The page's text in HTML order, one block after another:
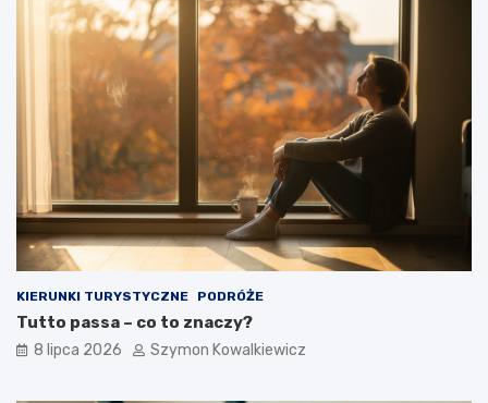
KIERUNKI TURYSTYCZNE PODRÓŻE
Tutto passa – co to znaczy?
8 lipca 2026 Szymon Kowalkiewicz